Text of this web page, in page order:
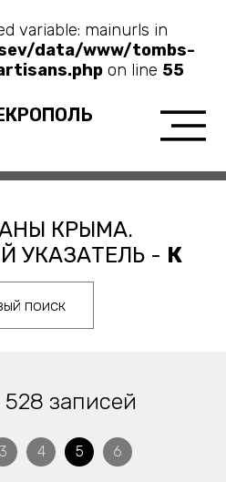
variable: mainurls in
data/www/tombs-
on line 55
КРЫМА.
УКАЗАТЕЛЬ - К
поиск
записей
3 4 5 6